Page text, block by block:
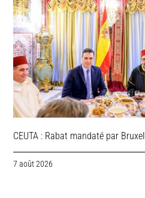
CEUTA : Rabat mandaté par
7 août 2026